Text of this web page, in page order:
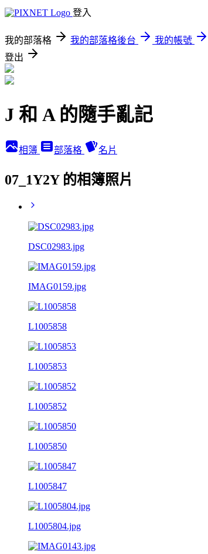
登入
我的部落格 我的部落格後台
我的帳號
登出
J 和 A 的隨手亂記
相簿 部落格 名片
07_1Y2Y 的相簿照片
DSC02983.jpg
IMAG0159.jpg
L1005858
L1005853
L1005852
L1005850
L1005847
L1005804.jpg